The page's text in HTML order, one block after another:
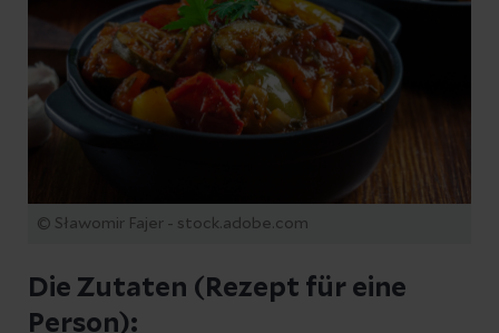
© Sławomir Fajer - stock.adobe.com
Die Zutaten (Rezept für eine
Person):